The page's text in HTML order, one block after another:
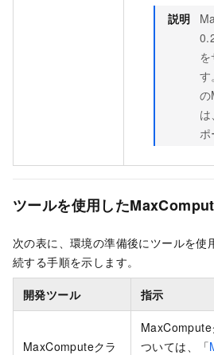
説明
す
ポ
ツールを使用した
次の表に、環境の準備後にツールを
続する手順を示します。
開発ツール 指示
MaxComputeクラ
MaxCompute
ついては、「